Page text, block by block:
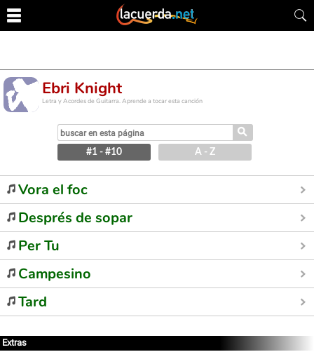
Ebri Knight
Letra y Acordes de Guitarra. Aprende a tocar esta canción
⚲
#1 - #10 A - Z
Vora el foc
Després de sopar
Per Tu
Campesino
Tard
Extras